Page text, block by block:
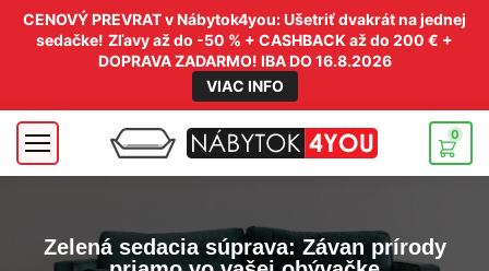
CENOVÝ PREVRAT v Nábytok4you: Ušetriť dvakrát na jednej
sedačke! Zľavy až do -50 % + CASHBACK až do 200 € +
DOPRAVA ZADARMO! IBA DO 16.8.2026
VIAC INFO
0
Zelená sedacia súprava: Závan prírody